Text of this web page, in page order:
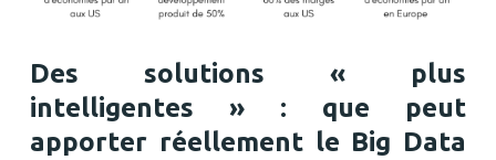
Des solutions « plus
intelligentes » : que peut
apporter réellement le Big Data